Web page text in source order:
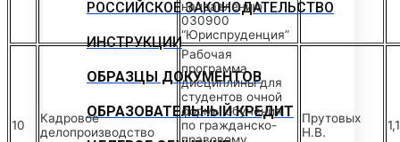
РОССИЙСКОЕ ЗАКОНОДАТЕЛЬСТВО
ИНСТРУКЦИИ
ОБРАЗЦЫ ДОКУМЕНТОВ
ОБРАЗОВАТЕЛЬНЫЙ КРЕДИТ
направлению
030900
“Юриспруденция”
10
Кадровое
делопроизводство
Рабочая
программа
дисциплины для
студентов очной
формы обучения
по гражданско-
Прутовых
Н.В.